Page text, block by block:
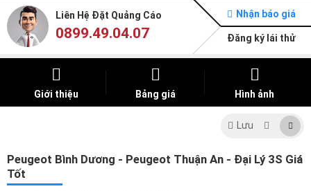
Liên Hệ Đặt Quảng Cáo
0899.49.04.07
Nhận báo giá
Đăng ký lái thử
Giới thiệu Bảng giá Hình ảnh
Lưu
Peugeot Bình Dương - Peugeot Thuận An - Đại Lý 3S Giá
Tốt